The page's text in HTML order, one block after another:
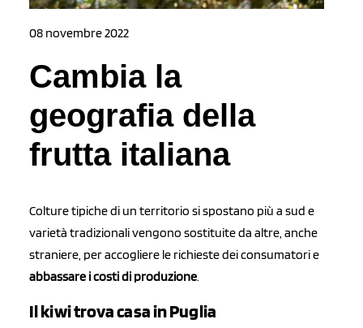
08 novembre 2022
Cambia la
geografia della
frutta italiana
Colture tipiche di un territorio si spostano più a sud e
varietà tradizionali vengono sostituite da altre, anche
straniere, per accogliere le richieste dei consumatori e
abbassare i costi di produzione.
Il kiwi trova casa in Puglia